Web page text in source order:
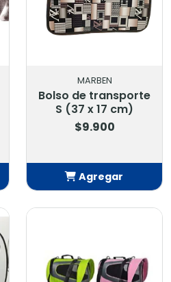
MARBEN
Bolso de transporte
S (37 x 17 cm)
$9.900
Agregar